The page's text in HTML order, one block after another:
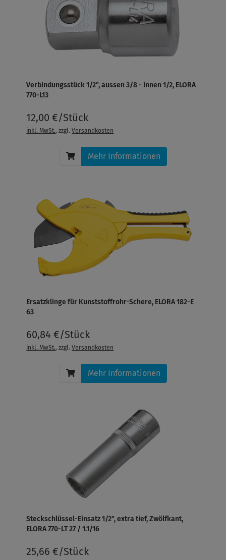
Verbindungsstück 1/2", aussen 3/8 - innen 1/2, ELORA
770-L13
12,00 €/Stück
inkl. MwSt., zzgl.Versandkosten
Mehr Informationen
Ersatzklinge für Kunststoffrohr-Schere, ELORA 182-E
63
60,84 €/Stück
inkl. MwSt., zzgl.Versandkosten
Mehr Informationen
Steckschlüssel-Einsatz 1/2", extra tief, Zwölfkant,
ELORA 770-LT 27 / 1.1/16
25,66 €/Stück